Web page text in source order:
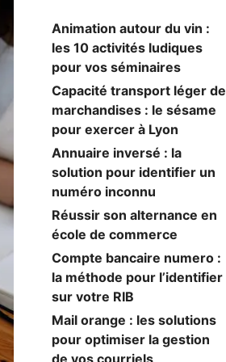
Animation autour du vin :
les 10 activités ludiques
pour vos séminaires
Capacité transport léger de
marchandises : le sésame
pour exercer à Lyon
Annuaire inversé : la
solution pour identifier un
numéro inconnu
Réussir son alternance en
école de commerce
Compte bancaire numero :
la méthode pour l’identifier
sur votre RIB
Mail orange : les solutions
pour optimiser la gestion
de vos courriels